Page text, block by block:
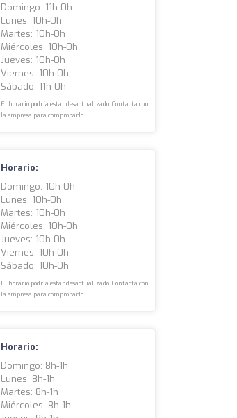
Domingo: 11h-0h
Lunes: 10h-0h
Martes: 10h-0h
Miércoles: 10h-0h
Jueves: 10h-0h
Viernes: 10h-0h
Sábado: 11h-0h
El horario podría estar desactualizado. Contacta con
la empresa para comprobarlo.
Horario:
Domingo: 10h-0h
Lunes: 10h-0h
Martes: 10h-0h
Miércoles: 10h-0h
Jueves: 10h-0h
Viernes: 10h-0h
Sábado: 10h-0h
El horario podría estar desactualizado. Contacta con
la empresa para comprobarlo.
Horario:
Domingo: 8h-1h
Lunes: 8h-1h
Martes: 8h-1h
Miércoles: 8h-1h